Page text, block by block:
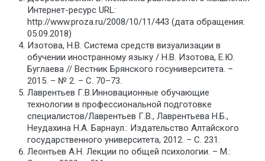
Интернет-ресурс URL:
http://www.proza.ru/2008/10/11/443 (дата обращения:
05.09.2018)
Изотова, Н.В. Система средств визуализации в
обучении иностранному языку / Н.В. Изотова, Е.Ю.
Буглаева // Вестник Брянского госуниверситета. –
2015. – № 2. – С. 70–73.
Лаврентьев Г.В.Инновационные обучающие
технологии в профессиональной подготовке
специалистов/Лаврентьев Г.В., Лаврентьева Н.Б.,
Неудахина Н.А. Барнаул.: Издательство Алтайского
государственного университета, 2012. – С. 231.
Леонтьев А.Н. Лекции по общей психологии. – М.: